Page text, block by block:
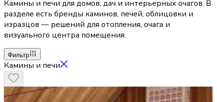
Камины и печи для домов, дач и интерьерных очагов. В
разделе есть бренды каминов, печей, облицовки и
изразцов — решений для отопления, очага и
визуального центра помещения.
Фильтр
Камины и печи